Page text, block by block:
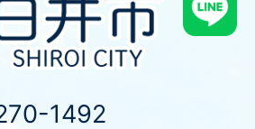
1492